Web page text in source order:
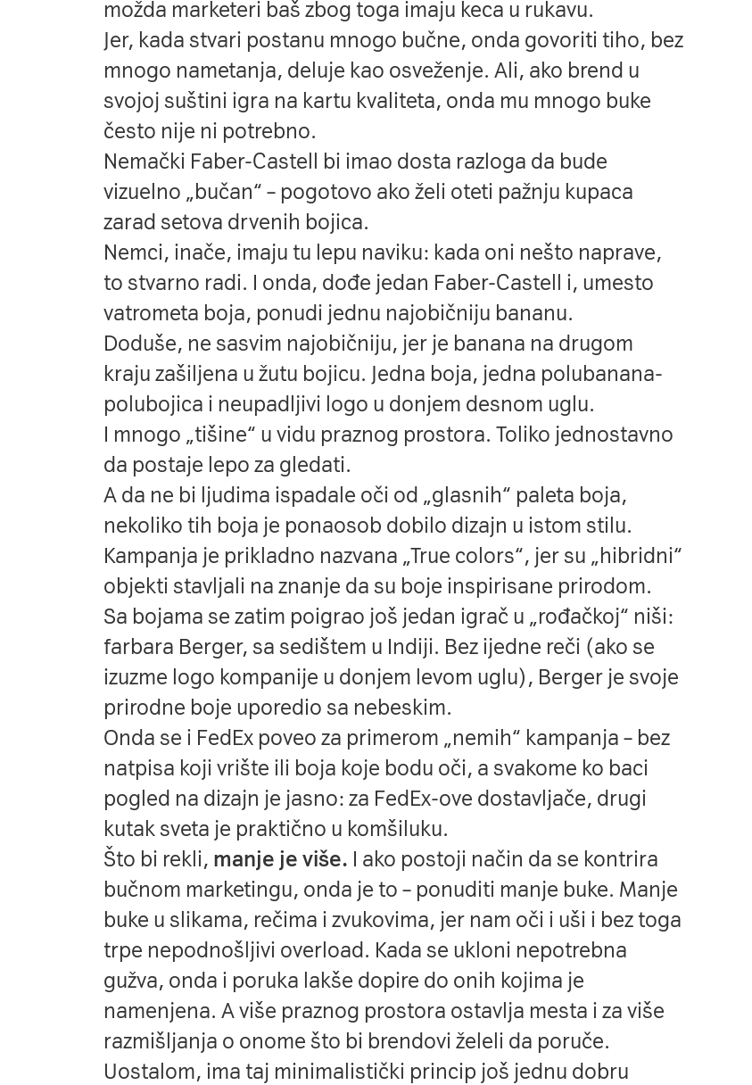
možda marketeri baš zbog toga imaju keca u rukavu.
Jer, kada stvari postanu mnogo bučne, onda govoriti tiho, bez
mnogo nametanja, deluje kao osveženje. Ali, ako brend u
svojoj suštini igra na kartu kvaliteta, onda mu mnogo buke
često nije ni potrebno.
Nemački Faber-Castell bi imao dosta razloga da bude
vizuelno „bučan“ – pogotovo ako želi oteti pažnju kupaca
zarad setova drvenih bojica.
Nemci, inače, imaju tu lepu naviku: kada oni nešto naprave,
to stvarno radi. I onda, dođe jedan Faber-Castell i, umesto
vatrometa boja, ponudi jednu najobičniju bananu.
Doduše, ne sasvim najobičniju, jer je banana na drugom
kraju zašiljena u žutu bojicu. Jedna boja, jedna polubanana-
polubojica i neupadljivi logo u donjem desnom uglu.
I mnogo „tišine“ u vidu praznog prostora. Toliko jednostavno
da postaje lepo za gledati.
A da ne bi ljudima ispadale oči od „glasnih“ paleta boja,
nekoliko tih boja je ponaosob dobilo dizajn u istom stilu.
Kampanja je prikladno nazvana „True colors“, jer su „hibridni“
objekti stavljali na znanje da su boje inspirisane prirodom.
Sa bojama se zatim poigrao još jedan igrač u „rođačkoj“ niši:
farbara Berger, sa sedištem u Indiji. Bez ijedne reči (ako se
izuzme logo kompanije u donjem levom uglu), Berger je svoje
prirodne boje uporedio sa nebeskim.
Onda se i FedEx poveo za primerom „nemih“ kampanja – bez
natpisa koji vrište ili boja koje bodu oči, a svakome ko baci
pogled na dizajn je jasno: za FedEx-ove dostavljače, drugi
kutak sveta je praktično u komšiluku.
Što bi rekli, manje je više. I ako postoji način da se kontrira
bučnom marketingu, onda je to – ponuditi manje buke. Manje
buke u slikama, rečima i zvukovima, jer nam oči i uši i bez toga
trpe nepodnošljivi overload. Kada se ukloni nepotrebna
gužva, onda i poruka lakše dopire do onih kojima je
namenjena. A više praznog prostora ostavlja mesta i za više
razmišljanja o onome što bi brendovi želeli da poruče.
Uostalom, ima taj minimalistički princip još jednu dobru